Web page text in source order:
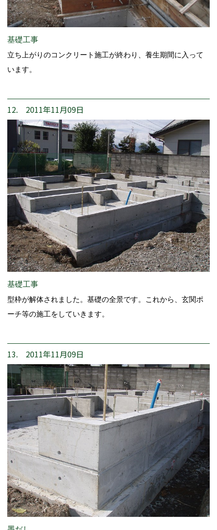
基礎工事
立ち上がりのコンクリート施工が終わり、養生期間に入って
います。
12. 2011年11月09日
基礎工事
型枠が解体されました。基礎の全景です。これから、玄関ポ
ーチ等の施工をしていきます。
13. 2011年11月09日